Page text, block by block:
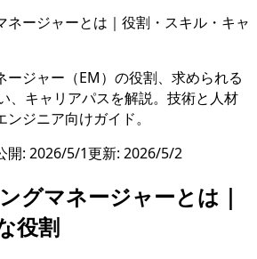
ージャー（EM）の役割、求められる
、キャリアパスを解説。技術と人材
ジニア向けガイド。
開: 2026/5/1更新: 2026/5/2
グマネージャーとは｜
役割